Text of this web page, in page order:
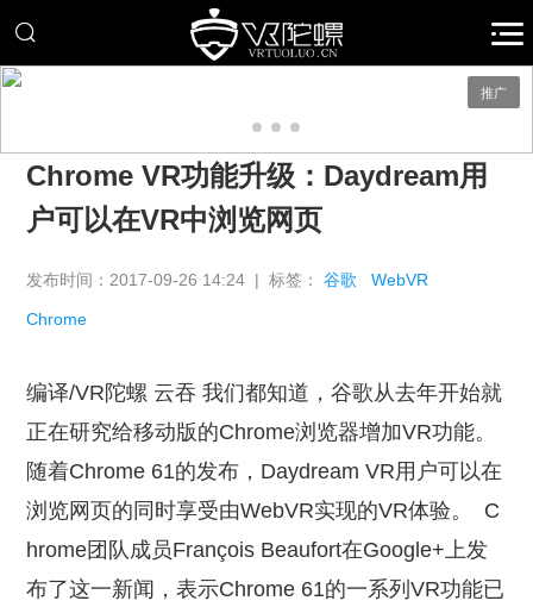
推广
Chrome VR功能升级：Daydream用
户可以在VR中浏览网页
发布时间：2017-09-26 14:24 | 标签：谷歌 WebVR
Chrome
编译/VR陀螺 云吞 我们都知道，谷歌从去年开始就
正在研究给移动版的Chrome浏览器增加VR功能。
随着Chrome 61的发布，Daydream VR用户可以在
浏览网页的同时享受由WebVR实现的VR体验。
C
hrome团队成员François Beaufort在Google+上发
布了这一新闻，表示Chrome 61的一系列VR功能已